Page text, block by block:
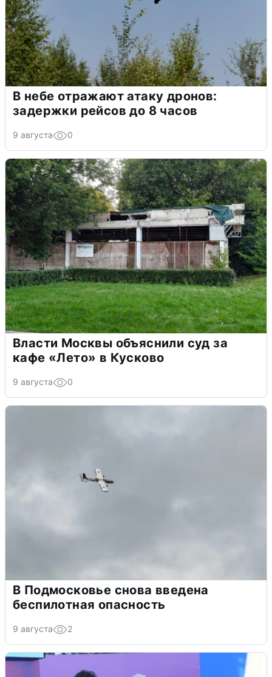
В небе отражают атаку дронов:
задержки рейсов до 8 часов
9 августа 0
Власти Москвы объяснили суд за
кафе «Лето» в Кусково
9 августа 0
В Подмосковье снова введена
беспилотная опасность
9 августа 2